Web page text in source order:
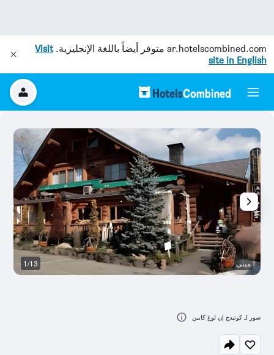
ar.hotelscombined.com متوفر أيضاً باللغة الإنجليزية.Visit
site in English
مبنى 1/13
صور لـ كوتيدج إن لوغ كابين